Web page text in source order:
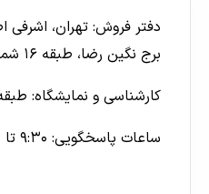
دفتر فروش: تهران، اشرفی
برج نگین رضا، طبقه ۱۶ شمالی، واحد ۱۶۰۲
کارشناسی و نمایشگاه:
ساعات پاسخگویی: ۹:۳۰ تا ۱۶:۳۰